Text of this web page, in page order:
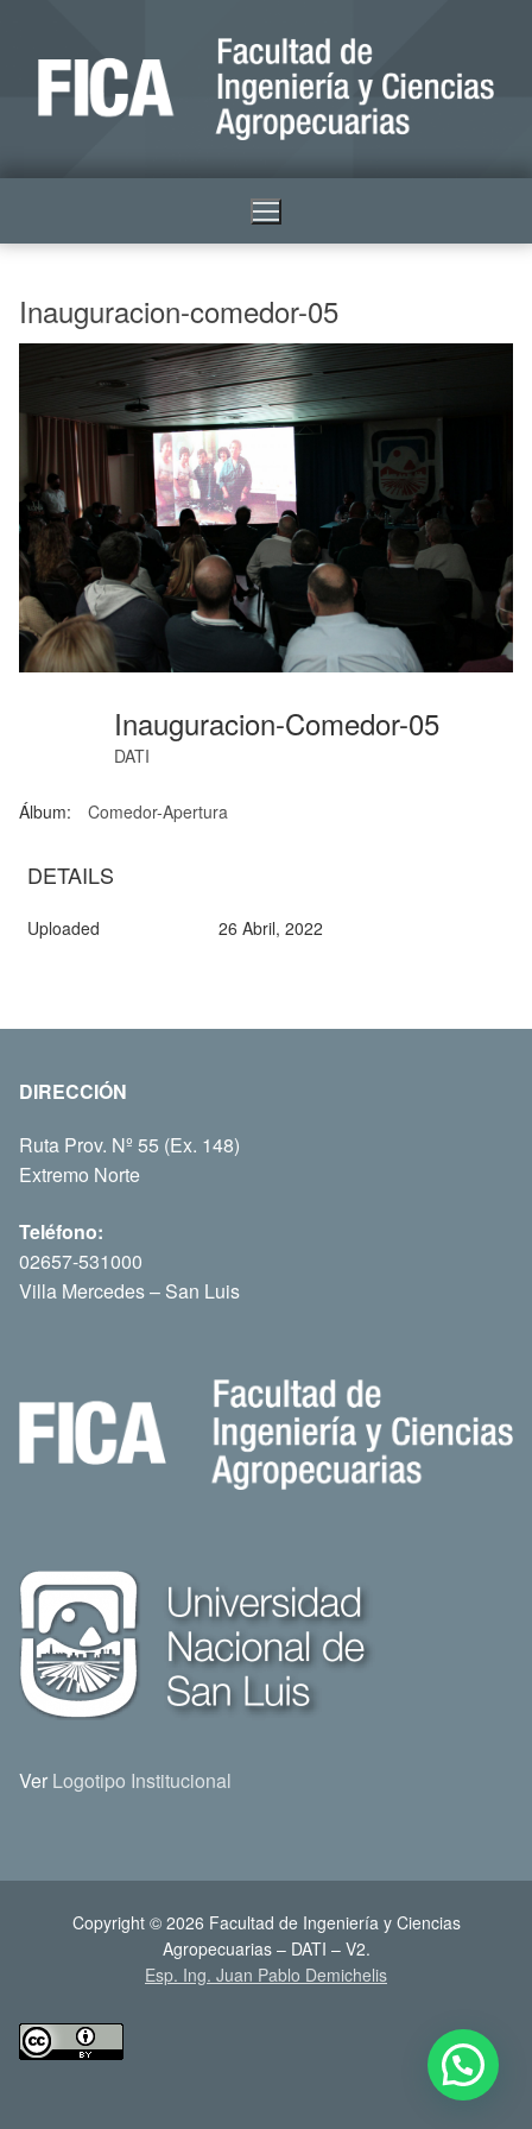
Inauguracion-comedor-05
Inauguracion-Comedor-05
DATI
Álbum: Comedor-Apertura
DETAILS
Uploaded 26 Abril, 2022
DIRECCIÓN
Ruta Prov. Nº 55 (Ex. 148)
Extremo Norte
Teléfono:
02657-531000
Villa Mercedes – San Luis
Ver Logotipo Institucional
Copyright © 2026 Facultad de Ingeniería y Ciencias
Agropecuarias – DATI – V2.
Esp. Ing. Juan Pablo Demichelis